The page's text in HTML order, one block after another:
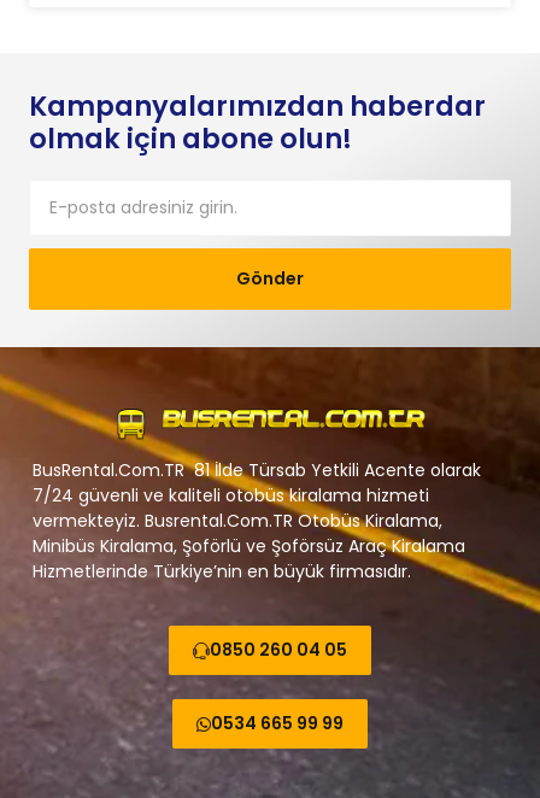
Kampanyalarımızdan haberdar
olmak için abone olun!
Gönder
BusRental.Com.TR 81 İlde Türsab Yetkili Acente olarak
7/24 güvenli ve kaliteli otobüs kiralama hizmeti
vermekteyiz. Busrental.Com.TR Otobüs Kiralama,
Minibüs Kiralama, Şoförlü ve Şoförsüz Araç Kiralama
Hizmetlerinde Türkiye’nin en büyük firmasıdır.
0850 260 04 05
0534 665 99 99